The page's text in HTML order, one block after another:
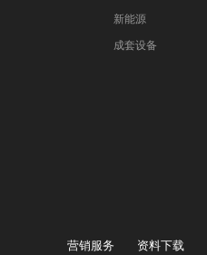
新能源
成套设备
营销服务 资料下载